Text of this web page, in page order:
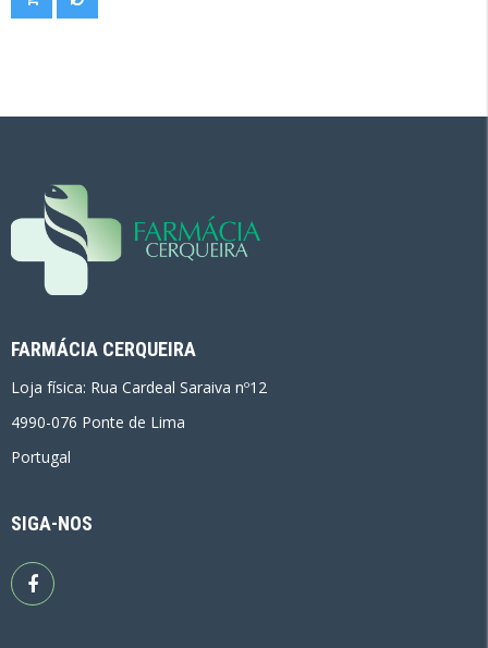
FARMÁCIA CERQUEIRA
Loja física: Rua Cardeal Saraiva nº12
4990-076 Ponte de Lima
Portugal
SIGA-NOS